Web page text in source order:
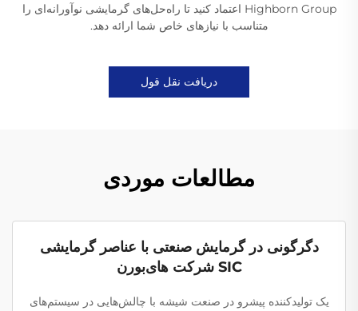
Highborn Group اعتماد کنید تا راه‌حل‌های گرمایشی نوآورانه‌ای را
متناسب با نیازهای خاص شما ارائه دهد.
دریافت نقل قول
مطالعات موردی
دگرگونی در گرمایش صنعتی با عناصر گرمایشی
SIC شرکت های‌بورن
یک تولیدکننده پیشرو در صنعت شیشه با چالش‌هایی در سیستم‌های